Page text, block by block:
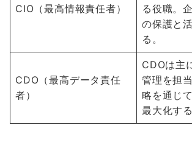
CIO（最高情報責任者）
る役職。
の保護と
る。
CDO（最高データ責任
者）
CDOは主
管理を担
略を通じ
最大化する